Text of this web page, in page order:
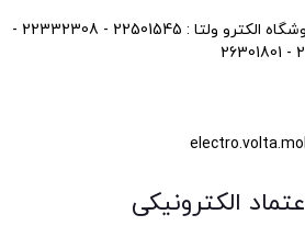
شماره تلفن های فروشگاه الکترو ولتا : 22501545 - 22332308 -
الکترونیکی